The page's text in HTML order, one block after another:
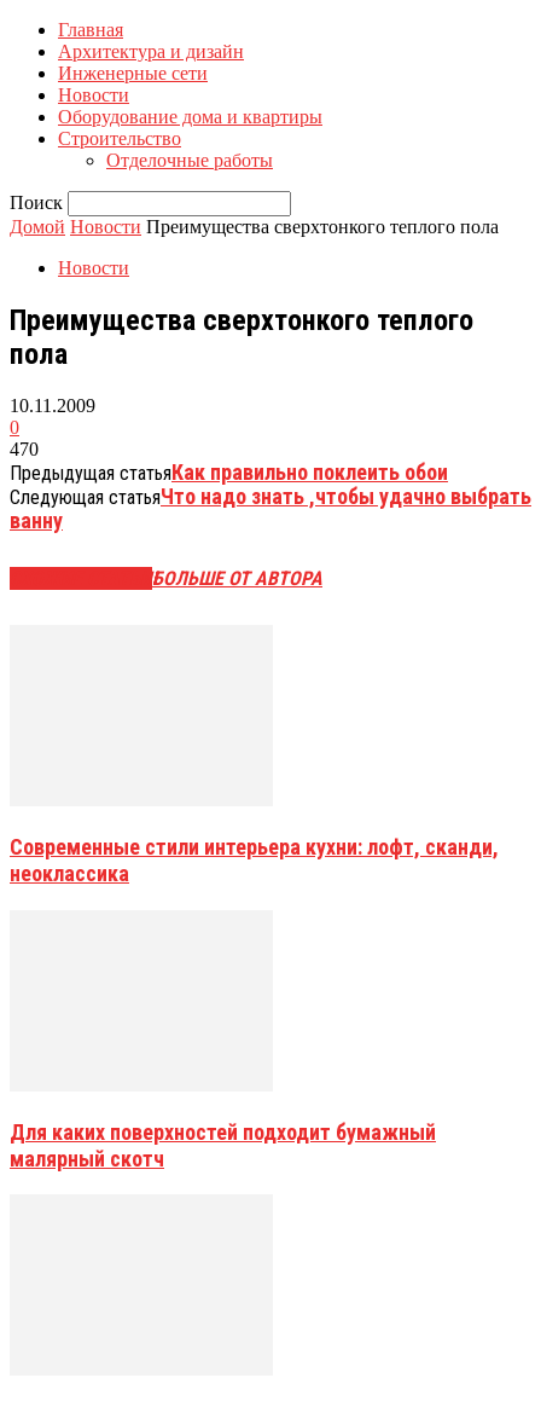
Главная
Архитектура и дизайн
Инженерные сети
Новости
Оборудование дома и квартиры
Строительство
Отделочные работы
Поиск
Домой Новости Преимущества сверхтонкого теплого пола
Новости
Преимущества сверхтонкого теплого
пола
10.11.2009
0
470
Предыдущая статьяКак правильно поклеить обои
Следующая статьяЧто надо знать ,чтобы удачно выбрать
ванну
БОЛЬШЕ ОТ АВТОРА
Современные стили интерьера кухни: лофт, сканди,
неоклассика
Для каких поверхностей подходит бумажный
малярный скотч